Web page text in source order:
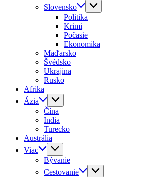
Slovensko
Politika
Krimi
Počasie
Ekonomika
Maďarsko
Švédsko
Ukrajina
Rusko
Afrika
Ázia
Čína
India
Turecko
Austrália
Viac
Bývanie
Cestovanie